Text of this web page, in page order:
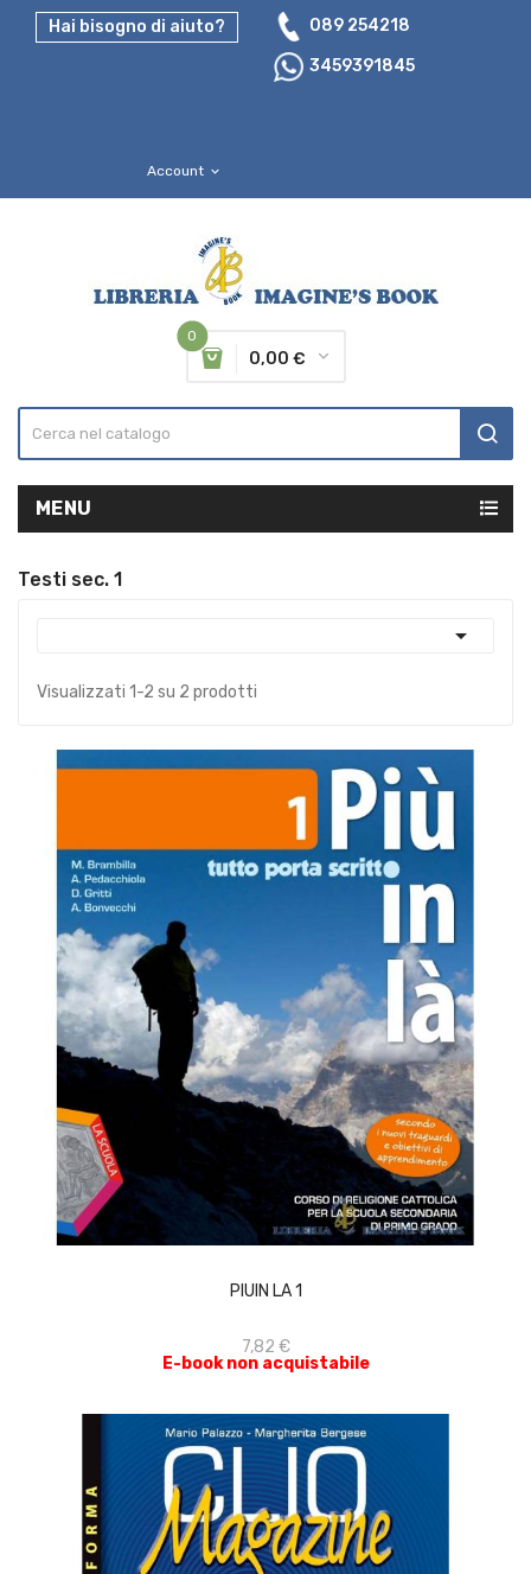
Hai bisogno di aiuto?
089 254218
3459391845
Account expand_more
0
0,00 €
MENU
Testi sec. 1

Visualizzati 1-2 su 2 prodotti
PIUIN LA 1
7,82 €
E-book non acquistabile
ACQUISTA